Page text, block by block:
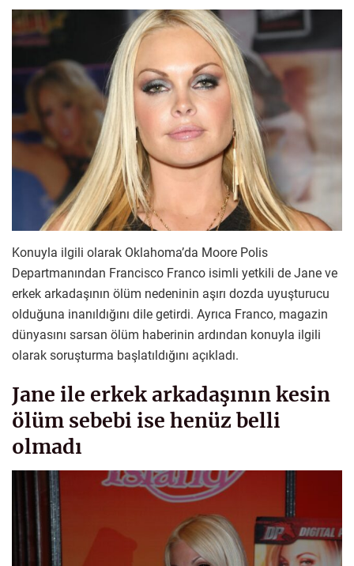
Konuyla ilgili olarak Oklahoma’da Moore Polis
Departmanından Francisco Franco isimli yetkili de Jane ve
erkek arkadaşının ölüm nedeninin aşırı dozda uyuşturucu
olduğuna inanıldığını dile getirdi. Ayrıca Franco, magazin
dünyasını sarsan ölüm haberinin ardından konuyla ilgili
olarak soruşturma başlatıldığını açıkladı.
Jane ile erkek arkadaşının kesin
ölüm sebebi ise henüz belli
olmadı